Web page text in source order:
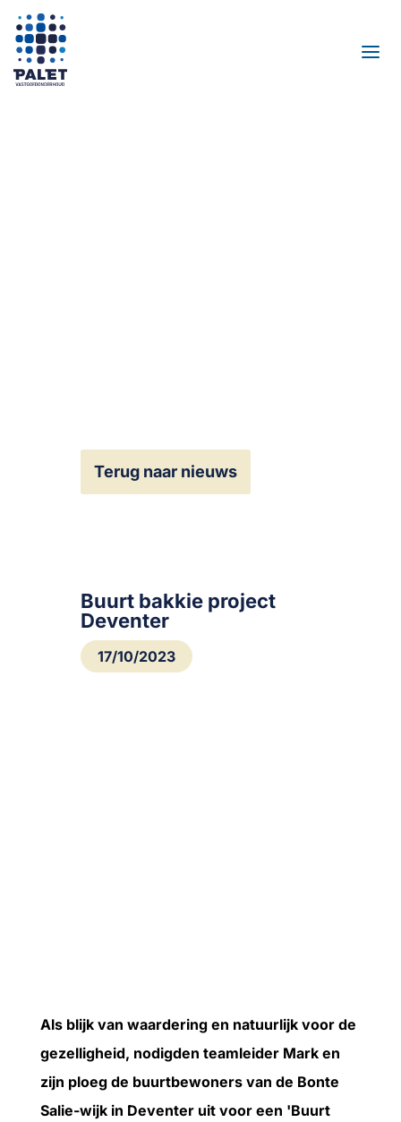
Terug naar nieuws
Buurt bakkie project
Deventer
17/10/2023
Als blijk van waardering en natuurlijk voor de
gezelligheid, nodigden teamleider Mark en
zijn ploeg de buurtbewoners van de Bonte
Salie-wijk in Deventer uit voor een 'Buurt